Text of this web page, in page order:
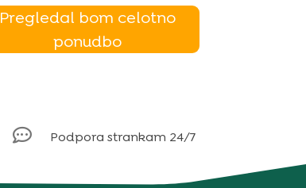
Pregledal bom celotno
ponudbo
 Podpora strankam 24/7